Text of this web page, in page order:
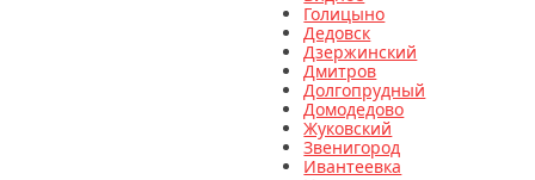
Голицыно
Дедовск
Дзержинский
Дмитров
Долгопрудный
Домодедово
Жуковский
Звенигород
Ивантеевка